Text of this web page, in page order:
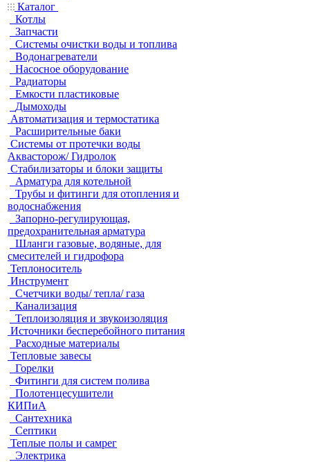
Каталог
Котлы
Запчасти
Системы очистки воды и топлива
Водонагреватели
Насосное оборудование
Радиаторы
Емкости пластиковые
Дымоходы
Автоматизация и термостатика
Расширительные баки
Системы от протечки воды
Аквасторож/ Гидролок
Стабилизаторы и блоки защиты
Арматура для котельной
Трубы и фитинги для отопления и
водоснабжения
Запорно-регулирующая,
предохранительная арматура
Шланги газовые, водяные, для
смесителей и гидрофора
Теплоноситель
Инструмент
Счетчики воды/ тепла/ газа
Канализация
Теплоизоляция и звукоизоляция
Источники бесперебойного питания
Расходные материалы
Тепловые завесы
Горелки
Фитинги для систем полива
Полотенцесушители
КИПиА
Сантехника
Септики
Теплые полы и самрег
Электрика